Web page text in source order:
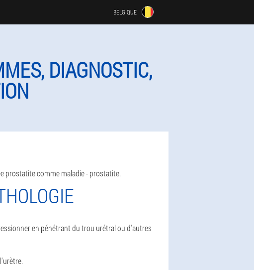
BELGIQUE
DIAGNOSTIC,
prostatite comme maladie - prostatite.
en pénétrant du trou urétral ou d'autres